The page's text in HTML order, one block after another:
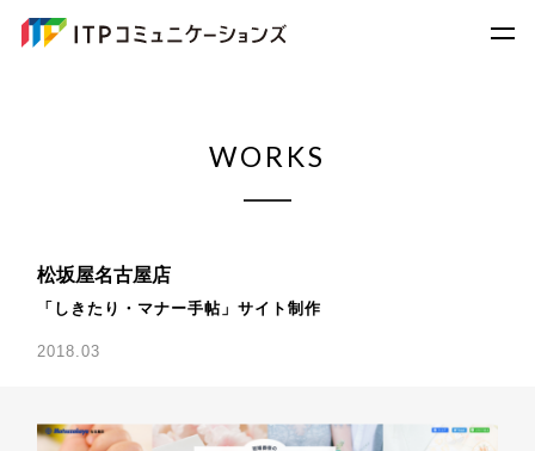
WORKS
松坂屋名古屋店
「しきたり・マナー手帖」サイト制作
2018.03